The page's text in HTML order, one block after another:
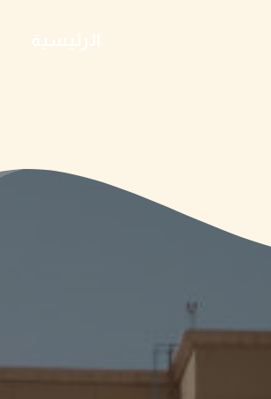
الرئيسية